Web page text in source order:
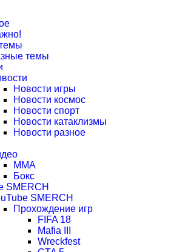
темы
Новости игры
Новости космос
Новости спорт
Новости катаклизмы
Новости разное
ММА
Бокс
SMERCH
SMERCH
Прохождение игр
FIFA 18
Mafia III
Wreckfest